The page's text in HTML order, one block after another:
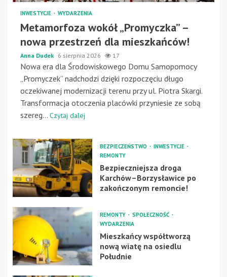
INWESTYCJE WYDARZENIA
Metamorfoza wokół „Promyczka” –
nowa przestrzeń dla mieszkańców!
Anna Dudek 6 sierpnia 2026 17
Nowa era dla Środowiskowego Domu Samopomocy
„Promyczek” nadchodzi dzięki rozpoczęciu długo
oczekiwanej modernizacji terenu przy ul. Piotra Skargi.
Transformacja otoczenia placówki przyniesie ze sobą
szereg... Czytaj dalej
BEZPIECZEŃSTWO
INWESTYCJE
REMONTY
Bezpieczniejsza droga
Karchów–Borzysławice po
zakończonym remoncie!
REMONTY
SPOŁECZNOŚĆ
WYDARZENIA
Mieszkańcy współtworzą
nową wiatę na osiedlu
Południe